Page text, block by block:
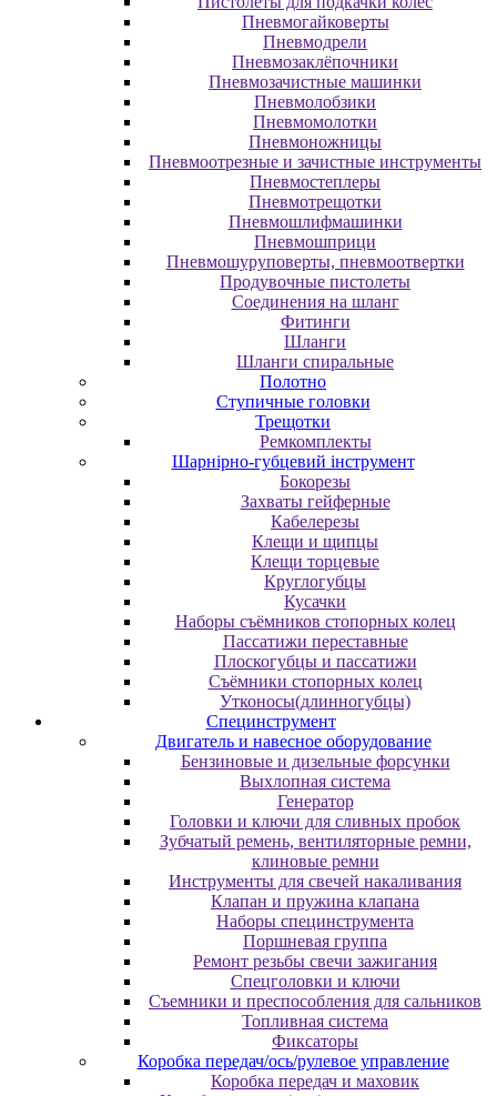
Пневмогайковерты
Пневмодрели
Пневмозаклёпочники
Пневмозачистные машинки
Пневмолобзики
Пневмомолотки
Пневмоножницы
Пневмоотрезные и зачистные инструменты
Пневмостеплеры
Пневмотрещотки
Пневмошлифмашинки
Пневмошприци
Пневмошуруповерты, пневмоотвертки
Продувочные пистолеты
Соединения на шланг
Фитинги
Шланги
Шланги спиральные
Полотно
Ступичные головки
Трещотки
Ремкомплекты
Шарнірно-губцевий інструмент
Бокорезы
Захваты гейферные
Кабелерезы
Клещи и щипцы
Клещи торцевые
Круглогубцы
Кусачки
Наборы съёмников стопорных колец
Пассатижи переставные
Плоскогубцы и пассатижи
Съёмники стопорных колец
Утконосы(длинногубцы)
Специнструмент
Двигатель и навесное оборудование
Бензиновые и дизельные форсунки
Выхлопная система
Генератор
Головки и ключи для сливных пробок
Зубчатый ремень, вентиляторные ремни,
клиновые ремни
Инструменты для свечей накаливания
Клапан и пружина клапана
Наборы специнструмента
Поршневая группа
Ремонт резьбы свечи зажигания
Спецголовки и ключи
Съемники и преспособления для сальников
Топливная система
Фиксаторы
Коробка передач/ось/рулевое управление
Коробка передач и маховик